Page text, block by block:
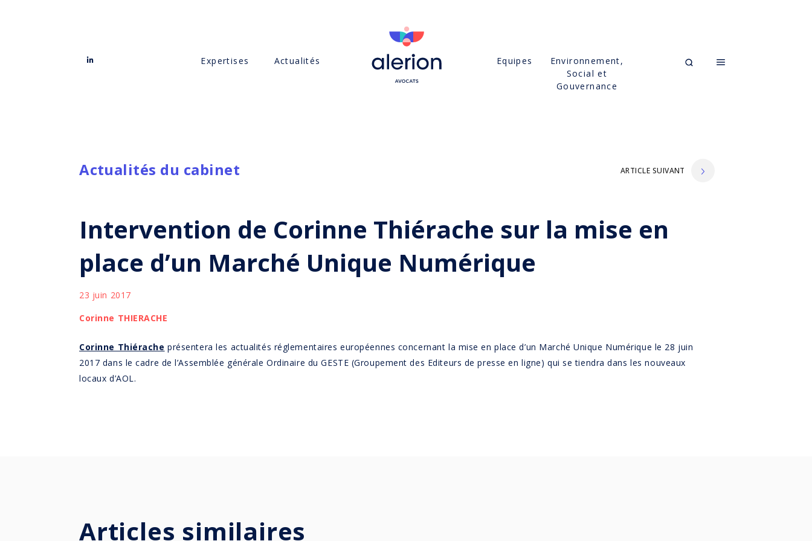
Expertises Actualités Equipes
Environnement,
Social et
Gouvernance
Actualités du cabinet ARTICLE SUIVANT
Intervention de Corinne Thiérache sur la mise en
place d’un Marché Unique Numérique
23 juin 2017
Corinne THIERACHE
Corinne Thiérache présentera les actualités réglementaires européennes concernant la mise en place d’un Marché Unique Numérique le 28 juin
2017 dans le cadre de l’Assemblée générale Ordinaire du GESTE (Groupement des Editeurs de presse en ligne) qui se tiendra dans les nouveaux
locaux d’AOL.
Articles similaires